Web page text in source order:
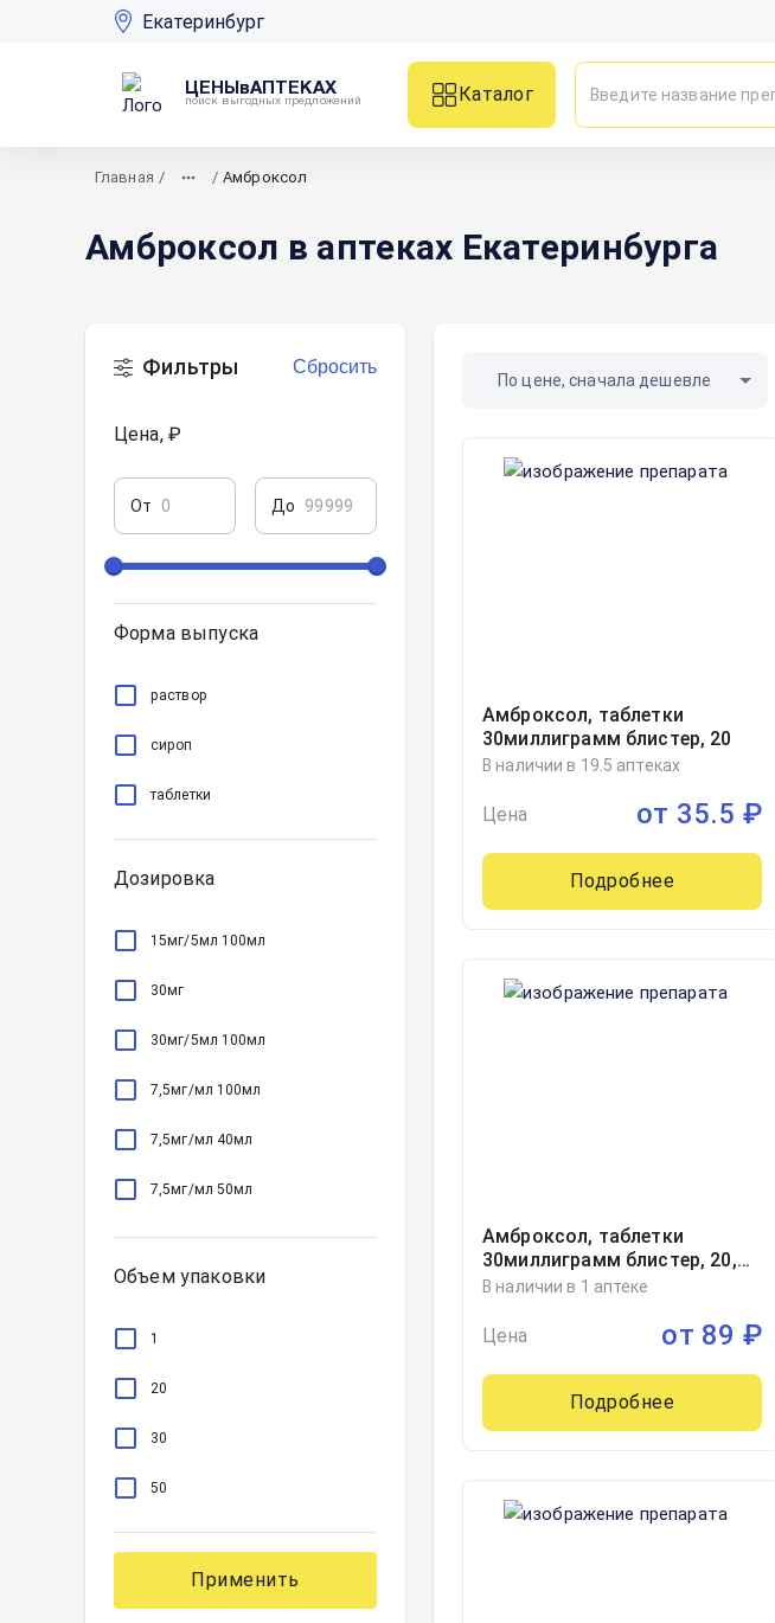
Екатеринбург
ЦЕНЫвАПТЕКАХ
поиск выгодных предложений
Каталог
Главная / / Амброксол
Амброксол в аптеках Екатеринбурга
Фильтры Сбросить
Цена, ₽
От До
Форма выпуска
раствор
сироп
таблетки
Дозировка
15мг/5мл 100мл
30мг
30мг/5мл 100мл
7,5мг/мл 100мл
7,5мг/мл 40мл
7,5мг/мл 50мл
Объем упаковки
1
20
30
50
Применить
По цене, сначала дешевле
Амброксол, таблетки
30миллиграмм блистер, 20
В наличии в 19.5 аптеках
Цена от 35.5 ₽
Подробнее
Амброксол, таблетки
30миллиграмм блистер, 20,
Канонфарма продакшн,
В наличии в 1 аптеке
Цена от 89 ₽
Подробнее